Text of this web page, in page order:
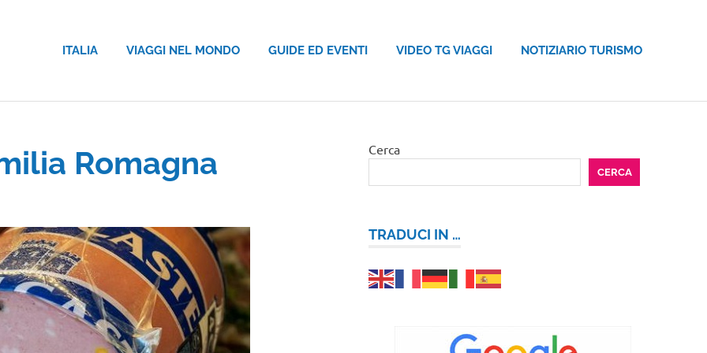
ITALIA VIAGGI NEL MONDO GUIDE ED EVENTI VIDEO TG VIAGGI NOTIZIARIO TURISMO
Romagna Cerca
CERCA
TRADUCI IN …